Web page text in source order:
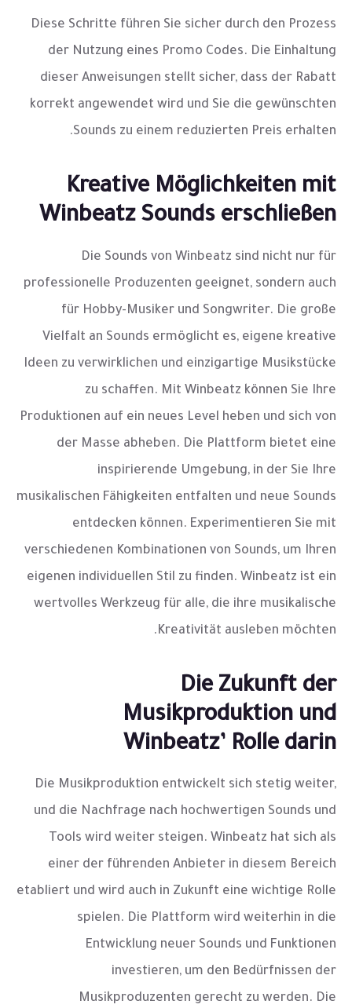
Diese Schritte führen Sie sicher durch den Prozess
der Nutzung eines Promo Codes. Die Einhaltung
dieser Anweisungen stellt sicher, dass der Rabatt
korrekt angewendet wird und Sie die gewünschten
Sounds zu einem reduzierten Preis erhalten.
Kreative Möglichkeiten mit
Winbeatz Sounds erschließen
Die Sounds von Winbeatz sind nicht nur für
professionelle Produzenten geeignet, sondern auch
für Hobby-Musiker und Songwriter. Die große
Vielfalt an Sounds ermöglicht es, eigene kreative
Ideen zu verwirklichen und einzigartige Musikstücke
zu schaffen. Mit Winbeatz können Sie Ihre
Produktionen auf ein neues Level heben und sich von
der Masse abheben. Die Plattform bietet eine
inspirierende Umgebung, in der Sie Ihre
musikalischen Fähigkeiten entfalten und neue Sounds
entdecken können. Experimentieren Sie mit
verschiedenen Kombinationen von Sounds, um Ihren
eigenen individuellen Stil zu finden. Winbeatz ist ein
wertvolles Werkzeug für alle, die ihre musikalische
Kreativität ausleben möchten.
Die Zukunft der
Musikproduktion und
Winbeatz’ Rolle darin
Die Musikproduktion entwickelt sich stetig weiter,
und die Nachfrage nach hochwertigen Sounds und
Tools wird weiter steigen. Winbeatz hat sich als
einer der führenden Anbieter in diesem Bereich
etabliert und wird auch in Zukunft eine wichtige Rolle
spielen. Die Plattform wird weiterhin in die
Entwicklung neuer Sounds und Funktionen
investieren, um den Bedürfnissen der
Musikproduzenten gerecht zu werden. Die